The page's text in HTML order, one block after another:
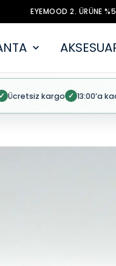
EYEMOOD 2. ÜRÜNE
✓ Ücretsiz kargo ✓ 13:00’a